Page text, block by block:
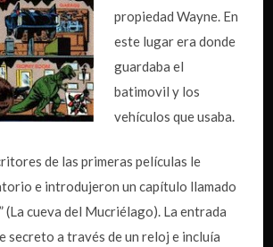
propiedad Wayne. En
este lugar era donde
guardaba el
batimovil y los
vehículos que usaba.
de las primeras películas le
e introdujeron un capítulo llamado
(La cueva del Mucriélago). La entrada
secreto a través de un reloj e incluía